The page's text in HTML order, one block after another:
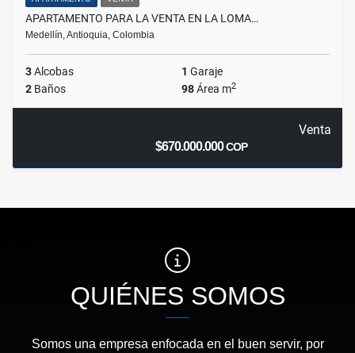
APARTAMENTO PARA LA VENTA EN LA LOMA…
Medellín, Antioquia, Colombia
3Alcobas 1 Garaje
2 Baños 98Área m2
Venta
$670.000.000COP
QUIÉNES SOMOS
Somos una empresa enfocada en el buen servir, por